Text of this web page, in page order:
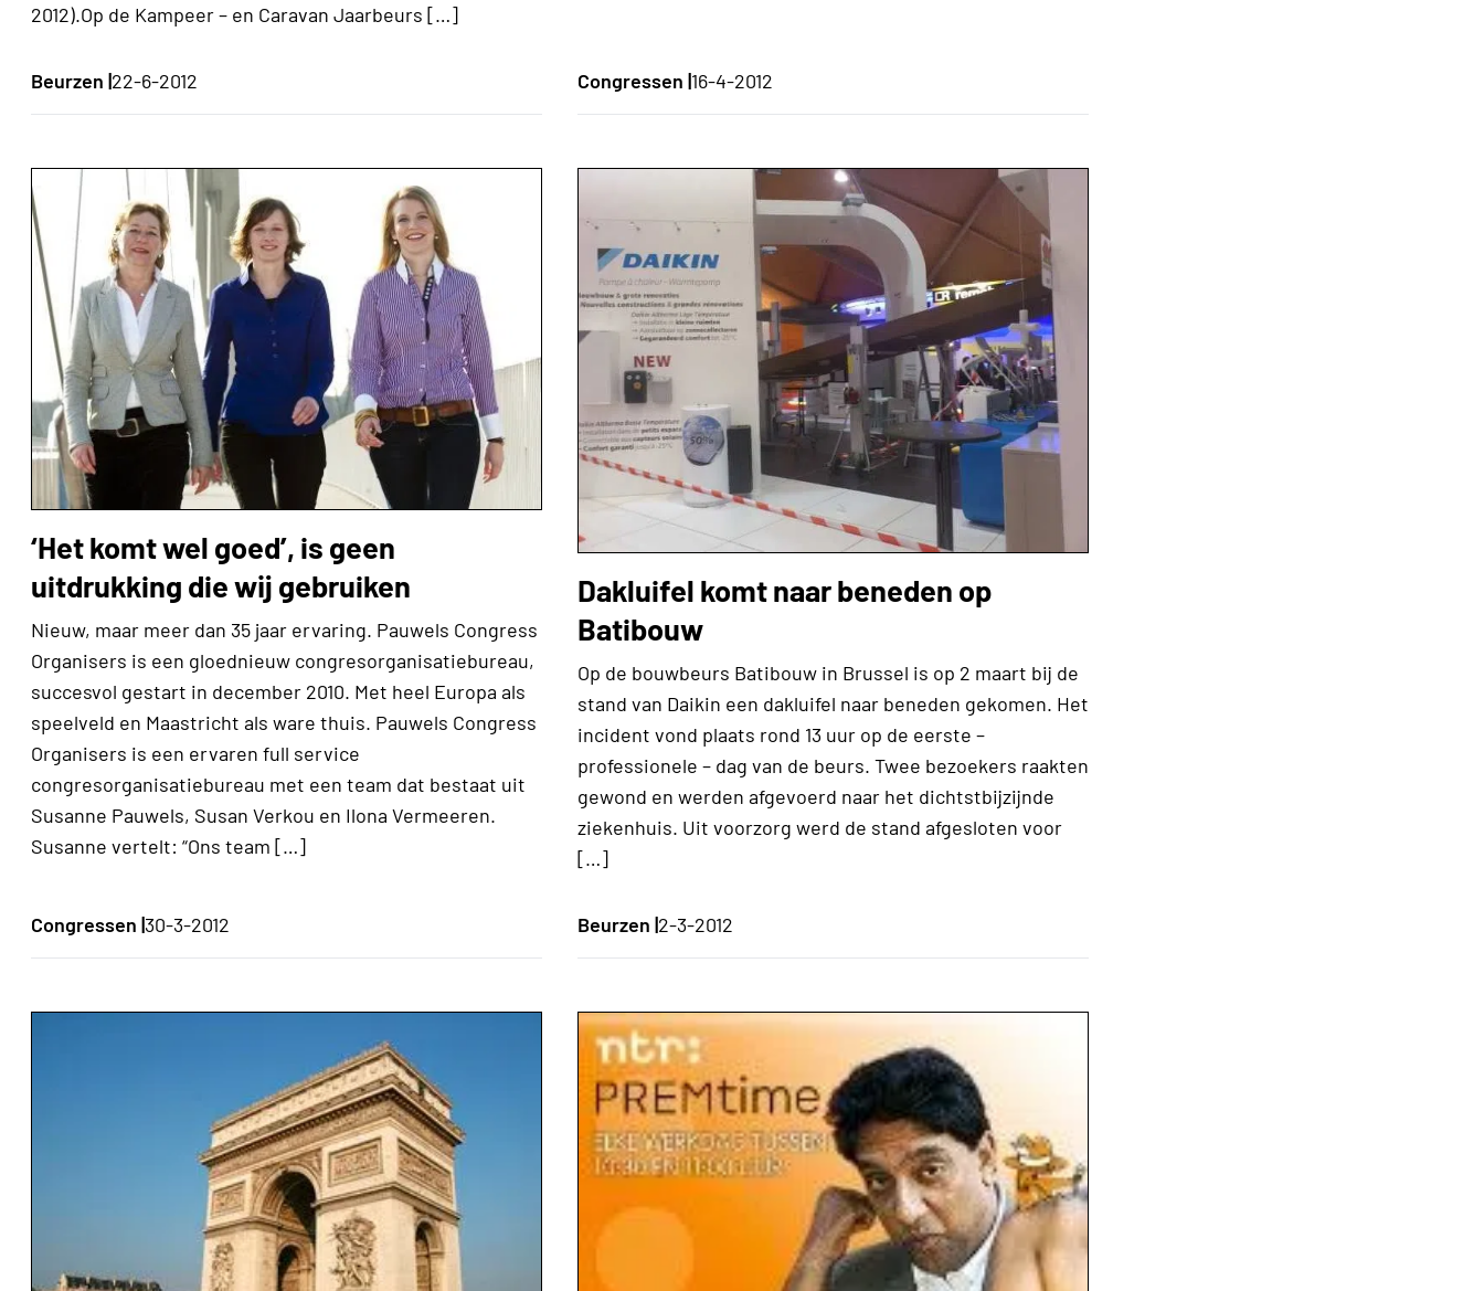
2012).Op de Kampeer – en Caravan Jaarbeurs […]
Beurzen |22-6-2012 Congressen |16-4-2012
‘Het komt wel goed’, is geen
uitdrukking die wij gebruiken
Nieuw, maar meer dan 35 jaar ervaring. Pauwels Congress
Organisers is een gloednieuw congresorganisatiebureau,
succesvol gestart in december 2010. Met heel Europa als
speelveld en Maastricht als ware thuis. Pauwels Congress
Organisers is een ervaren full service
congresorganisatiebureau met een team dat bestaat uit
Susanne Pauwels, Susan Verkou en Ilona Vermeeren.
Susanne vertelt: “Ons team […]
Congressen |30-3-2012
Dakluifel komt naar beneden op
Batibouw
Op de bouwbeurs Batibouw in Brussel is op 2 maart bij de
stand van Daikin een dakluifel naar beneden gekomen. Het
incident vond plaats rond 13 uur op de eerste –
professionele – dag van de beurs. Twee bezoekers raakten
gewond en werden afgevoerd naar het dichtstbijzijnde
ziekenhuis. Uit voorzorg werd de stand afgesloten voor
[…]
Beurzen |2-3-2012